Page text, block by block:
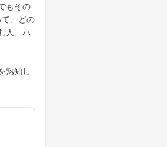
もその
、どの
人、ハ
熟知し